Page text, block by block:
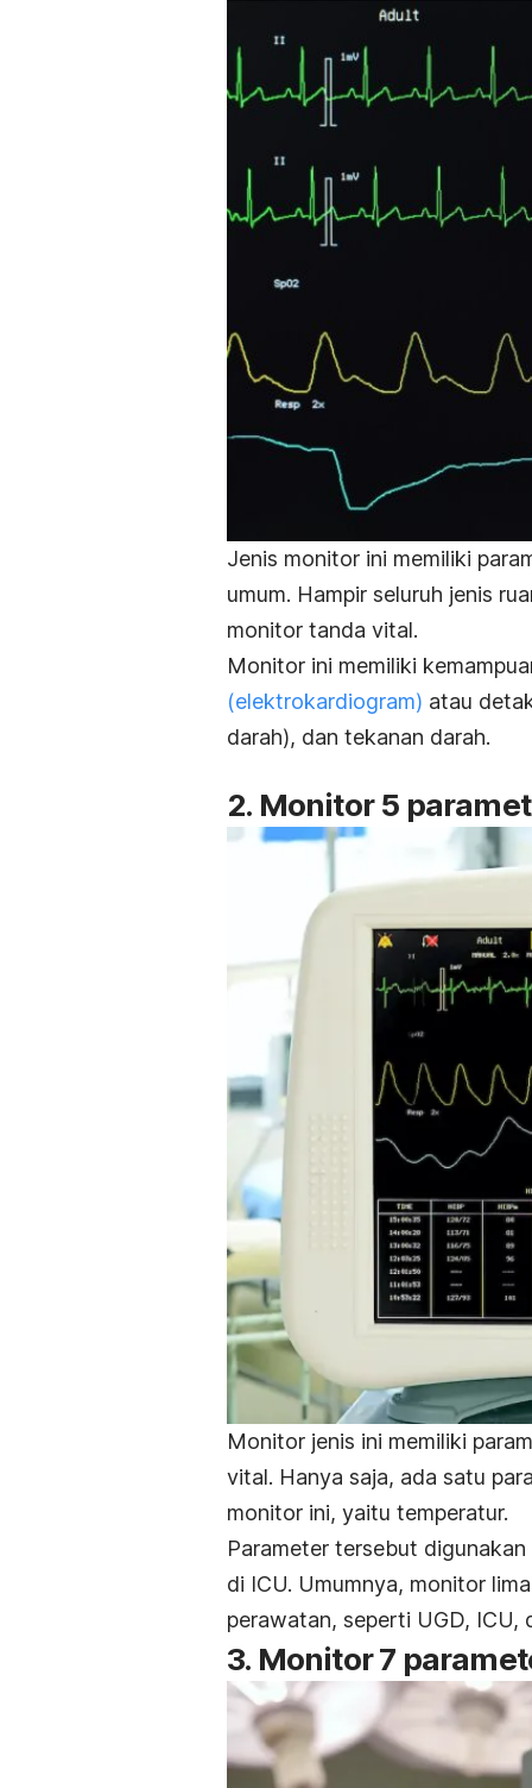
Jenis monitor ini memiliki
umum. Hampir seluruh jenis
monitor tanda vital.
Monitor ini memiliki
(elektrokardiogram) atau
darah), dan tekanan darah.
2. Monitor 5
Monitor jenis ini memiliki
vital. Hanya saja, ada satu
monitor ini, yaitu temperatur.
Parameter tersebut
di ICU. Umumnya, monitor
perawatan, seperti UGD, ICU,
3. Monitor 7